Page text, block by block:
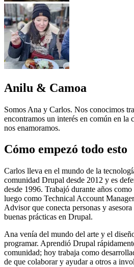
Imagen
Anilu & Camoa
Somos Ana y Carlos. Nos conocimos
encontramos un interés en común en la
nos enamoramos.
Cómo empezó todo esto
Carlos lleva en el mundo de la
comunidad Drupal desde 2012 y es
desde 1996. Trabajó durante años
luego como Technical Account
Advisor que conecta personas y
buenas prácticas en Drupal.
Ana venía del mundo del arte y el
programar. Aprendió Drupal
comunidad; hoy trabaja como
de que colaborar y ayudar a otros a